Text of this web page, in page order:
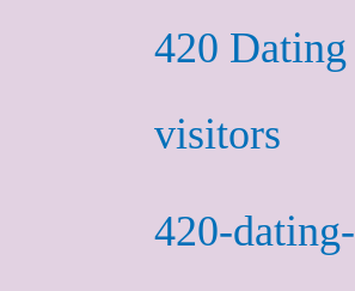
420 Dating
visitors
420-dating-